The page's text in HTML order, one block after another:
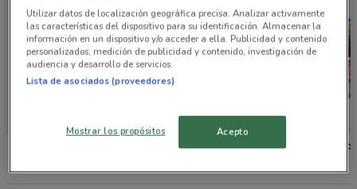
Liverpool
Utilizar datos de localización geográfica precisa. Analizar activamente
las características del dispositivo para su identificación. Almacenar la
información en un dispositivo y/o acceder a ella. Publicidad y contenido
personalizados, medición de publicidad y contenido, investigación de
audiencia y desarrollo de servicios.
Lista de asociados (proveedores)
Mostrar los propósitos Acepto